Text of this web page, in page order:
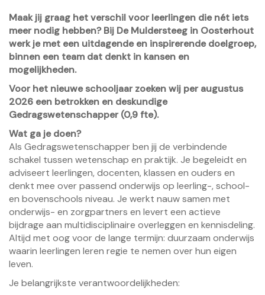
Maak jij graag het verschil voor leerlingen die nét iets
meer nodig hebben? Bij De Muldersteeg in Oosterhout
werk je met een uitdagende en inspirerende doelgroep,
binnen een team dat denkt in kansen en
mogelijkheden.
Voor het nieuwe schooljaar zoeken wij per augustus
2026 een betrokken en deskundige
Gedragswetenschapper (0,9 fte).
Wat ga je doen?
Als Gedragswetenschapper ben jij de verbindende
schakel tussen wetenschap en praktijk. Je begeleidt en
adviseert leerlingen, docenten, klassen en ouders en
denkt mee over passend onderwijs op leerling-, school-
en bovenschools niveau. Je werkt nauw samen met
onderwijs- en zorgpartners en levert een actieve
bijdrage aan multidisciplinaire overleggen en kennisdeling.
Altijd met oog voor de lange termijn: duurzaam onderwijs
waarin leerlingen leren regie te nemen over hun eigen
leven.
Je belangrijkste verantwoordelijkheden: